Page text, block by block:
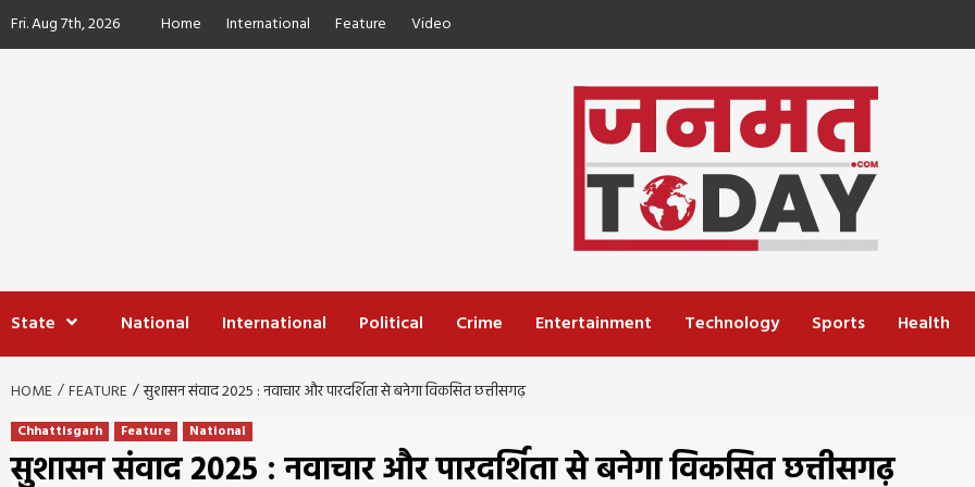
Skip
toFri. Aug 7th, 2026 Home International Feature Video
State National International Political Crime Entertainment Technology Sports Health
HOME FEATURE सुशासन संवाद 2025 : नवाचार और पारदर्शिता से बनेगा विकसित छत्तीसगढ़
Chhattisgarh Feature National
सुशासन संवाद 2025 : नवाचार और पारदर्शिता से बनेगा विकसित छत्तीसगढ़